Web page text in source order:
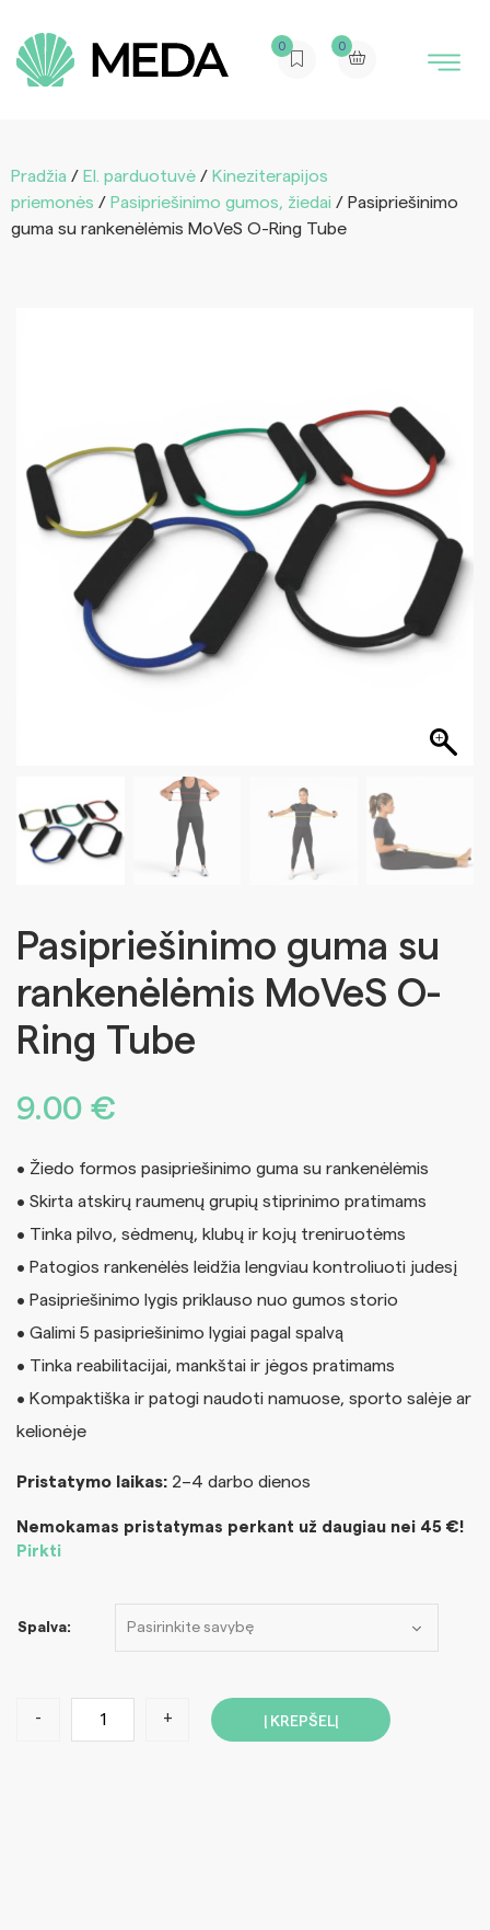
0 0
Pradžia / El. parduotuvė / Kineziterapijos
priemonės / Pasipriešinimo gumos, žiedai / Pasipriešinimo
guma su rankenėlėmis MoVeS O-Ring Tube
Pasipriešinimo guma su
rankenėlėmis MoVeS O-
Ring Tube
9.00 €
• Žiedo formos pasipriešinimo guma su rankenėlėmis
• Skirta atskirų raumenų grupių stiprinimo pratimams
• Tinka pilvo, sėdmenų, klubų ir kojų treniruotėms
• Patogios rankenėlės leidžia lengviau kontroliuoti judesį
• Pasipriešinimo lygis priklauso nuo gumos storio
• Galimi 5 pasipriešinimo lygiai pagal spalvą
• Tinka reabilitacijai, mankštai ir jėgos pratimams
• Kompaktiška ir patogi naudoti namuose, sporto salėje ar
kelionėje
Pristatymo laikas: 2–4 darbo dienos
Nemokamas pristatymas perkant už daugiau nei 45 €!
Pirkti
Spalva:
- + Į KREPŠELĮ